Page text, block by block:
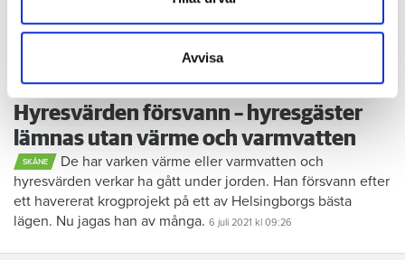
information som du har tillhandahållit eller som de har
samlat in när du har använt deras tjänster.
Avvisa
Foto: Petra Martinsson
Hyresvärden försvann – hyresgäster
lämnas utan värme och varmvatten
SKÅNE
De har varken värme eller varmvatten och
hyresvärden verkar ha gått under jorden. Han försvann efter
ett havererat krogprojekt på ett av Helsingborgs bästa
lägen. Nu jagas han av många. 6 juli 2021 kl 09:26